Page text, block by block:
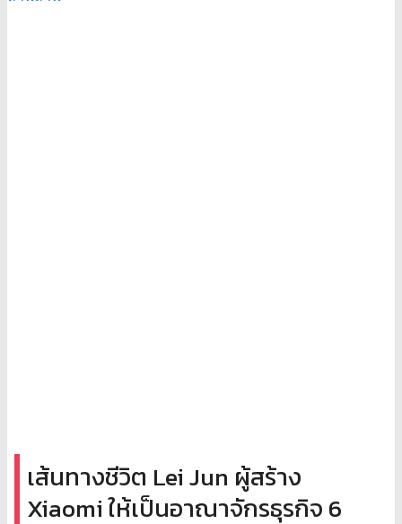
เส้นทางชีวิต Lei Jun ผู้สร้าง
Xiaomi ให้เป็นอาณาจักรธุรกิจ 6